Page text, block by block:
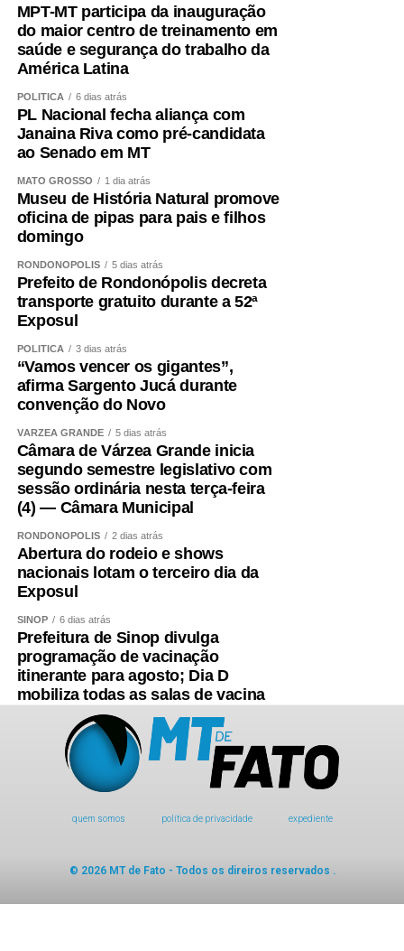
MPT-MT participa da inauguração
do maior centro de treinamento em
saúde e segurança do trabalho da
América Latina
POLÍTICA 6 dias atrás
PL Nacional fecha aliança com
Janaina Riva como pré-candidata
ao Senado em MT
MATO GROSSO 1 dia atrás
Museu de História Natural promove
oficina de pipas para pais e filhos
domingo
RONDONÓPOLIS 5 dias atrás
Prefeito de Rondonópolis decreta
transporte gratuito durante a 52ª
Exposul
POLÍTICA 3 dias atrás
“Vamos vencer os gigantes”,
afirma Sargento Jucá durante
convenção do Novo
VÁRZEA GRANDE 5 dias atrás
Câmara de Várzea Grande inicia
segundo semestre legislativo com
sessão ordinária nesta terça-feira
(4) — Câmara Municipal
RONDONÓPOLIS 2 dias atrás
Abertura do rodeio e shows
nacionais lotam o terceiro dia da
Exposul
SINOP 6 dias atrás
Prefeitura de Sinop divulga
programação de vacinação
itinerante para agosto; Dia D
mobiliza todas as salas de vacina
quem somos política de privacidade expediente
© 2026 MT de Fato - Todos os direiros reservados .